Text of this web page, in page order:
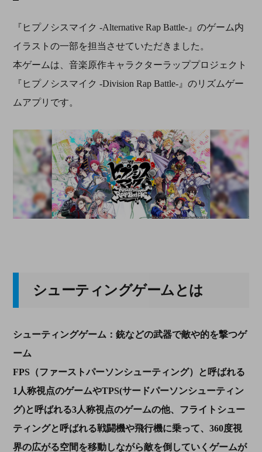
『ヒプノシスマイク -Alternative Rap Battle-』のゲーム内
イラストの一部を担当させていただきました。
本ゲームは、音楽原作キャラクターラッププロジェクト
『ヒプノシスマイク -Division Rap Battle-』のリズムゲー
ムアプリです。
シューティングゲームとは
シューティングゲーム：銃などの武器で敵や的を撃つゲ
ーム
FPS（ファーストパーソンシューティング）と呼ばれる
1人称視点のゲームやTPS(サードパーソンシューティン
グ)と呼ばれる3人称視点のゲームの他、フライトシュー
ティングと呼ばれる戦闘機や飛行機に乗って、360度視
界の広がる空間を移動しながら敵を倒していくゲームが